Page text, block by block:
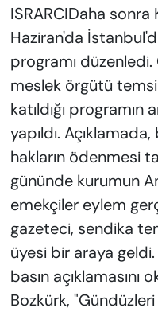
ISRARCIDaha sonra
Haziran'da
programı
meslek örgütü
katıldığı programın
yapıldı.
hakların ödenmesi
gününde kurumun
emekçiler eylem
gazeteci, sendika
üyesi bir araya geldi.
basın açıklamasını
Bozkürk, "Gündüzleri